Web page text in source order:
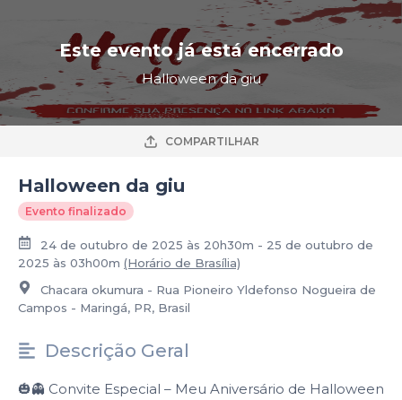
Este evento já está encerrado
Halloween da giu
COMPARTILHAR
Halloween da giu
Evento finalizado
24 de outubro de 2025 às 20h30m - 25 de outubro de
2025 às 03h00m (Horário de Brasília)
Chacara okumura - Rua Pioneiro Yldefonso Nogueira de
Campos - Maringá, PR, Brasil
Descrição Geral
🎃👻 Convite Especial – Meu Aniversário de Halloween